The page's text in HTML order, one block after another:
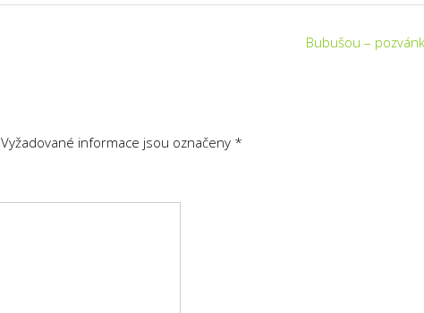
Bubušou –
Vyžadované informace jsou označeny *